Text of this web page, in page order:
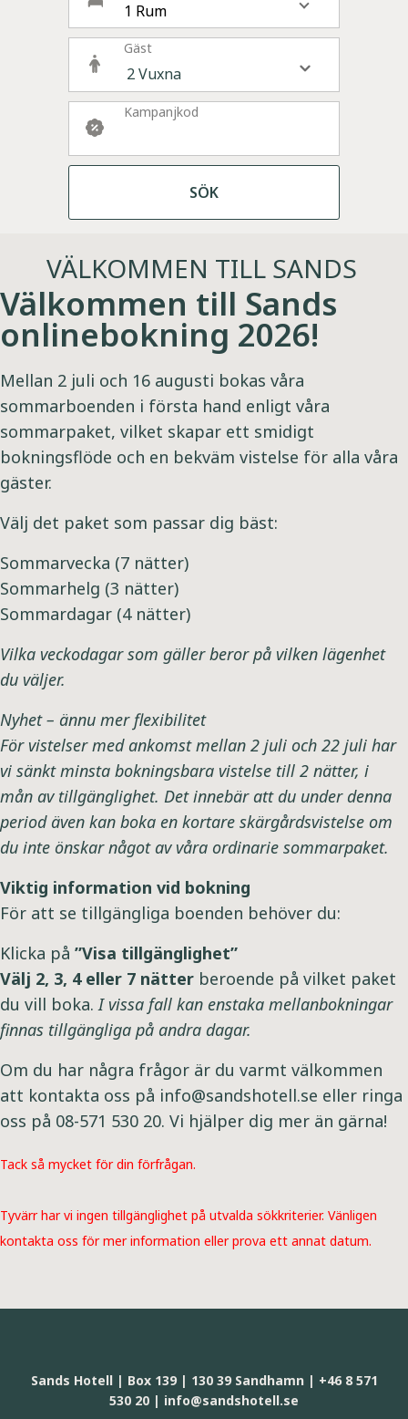
1 Rum
Gäst
Kampanjkod
SÖK
VÄLKOMMEN TILL SANDS
Välkommen till Sands
onlinebokning 2026!
Mellan 2 juli och 16 augusti bokas våra
sommarboenden i första hand enligt våra
sommarpaket, vilket skapar ett smidigt
bokningsflöde och en bekväm vistelse för alla våra
gäster.
Välj det paket som passar dig bäst:
Sommarvecka (7 nätter)
Sommarhelg (3 nätter)
Sommardagar (4 nätter)
Vilka veckodagar som gäller beror på vilken lägenhet
du väljer.
Nyhet – ännu mer flexibilitet
För vistelser med ankomst mellan 2 juli och 22 juli har
vi sänkt minsta bokningsbara vistelse till 2 nätter, i
mån av tillgänglighet. Det innebär att du under denna
period även kan boka en kortare skärgårdsvistelse om
du inte önskar något av våra ordinarie sommarpaket.
Viktig information vid bokning
För att se tillgängliga boenden behöver du:
Klicka på ”Visa tillgänglighet”
Välj 2, 3, 4 eller 7 nätter beroende på vilket paket
du vill boka.I vissa fall kan enstaka mellanbokningar
finnas tillgängliga på andra dagar.
Om du har några frågor är du varmt välkommen
att kontakta oss på info@sandshotell.se eller ringa
oss på 08-571 530 20. Vi hjälper dig mer än gärna!
Tack så mycket för din förfrågan.
Tyvärr har vi ingen tillgänglighet på utvalda sökkriterier. Vänligen
kontakta oss för mer information eller prova ett annat datum.
Sands Hotell | Box 139 | 130 39 Sandhamn | +46 8 571
530 20 | info@sandshotell.se